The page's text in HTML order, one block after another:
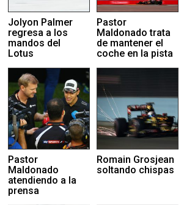
Jolyon Palmer
regresa a los
mandos del
Lotus
Pastor
Maldonado trata
de mantener el
coche en la pista
Pastor
Maldonado
atendiendo a la
prensa
Romain Grosjean
soltando chispas